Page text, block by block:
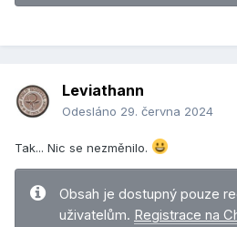
Leviathann
Odesláno 29. června 2024
Tak... Nic se nezměnilo.
Obsah je dostupný pouze
uživatelům. Registrace na